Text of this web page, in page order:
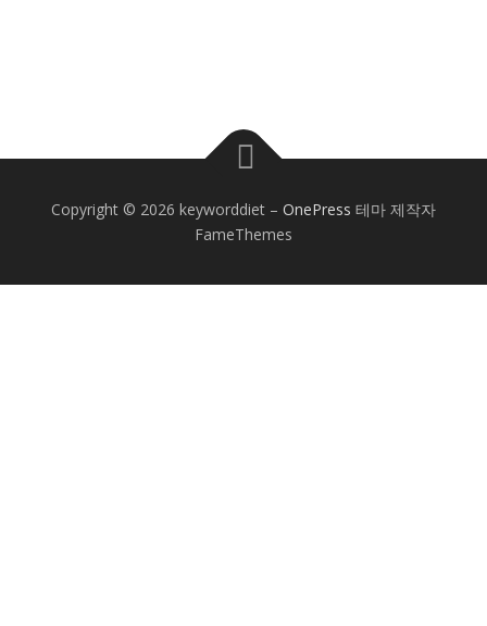
Copyright © 2026 keyworddiet – OnePress 테마 제작자
FameThemes